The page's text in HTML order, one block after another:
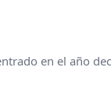
en el año